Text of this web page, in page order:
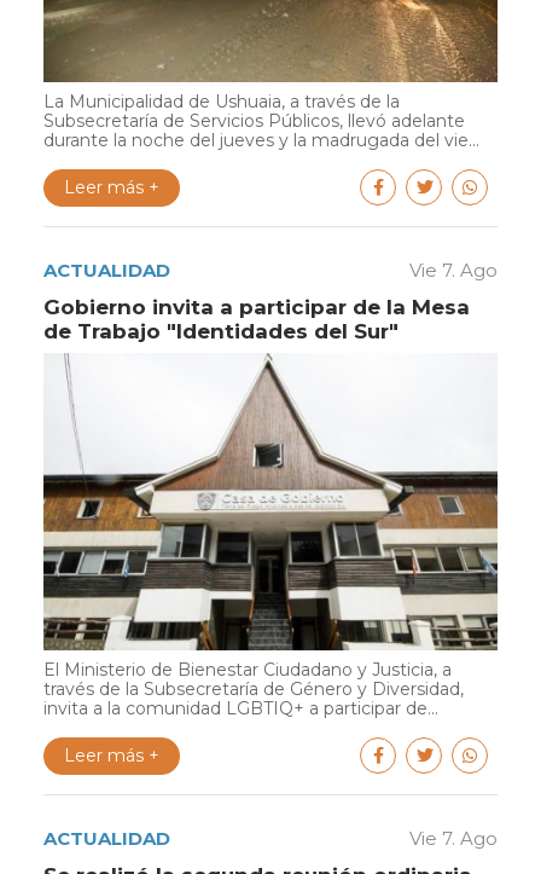
La Municipalidad de Ushuaia, a través de la
Subsecretaría de Servicios Públicos, llevó adelante
durante la noche del jueves y la madrugada del vie...
Leer más +
ACTUALIDAD Vie 7. Ago
Gobierno invita a participar de la Mesa
de Trabajo "Identidades del Sur"
El Ministerio de Bienestar Ciudadano y Justicia, a
través de la Subsecretaría de Género y Diversidad,
invita a la comunidad LGBTIQ+ a participar de...
Leer más +
ACTUALIDAD Vie 7. Ago